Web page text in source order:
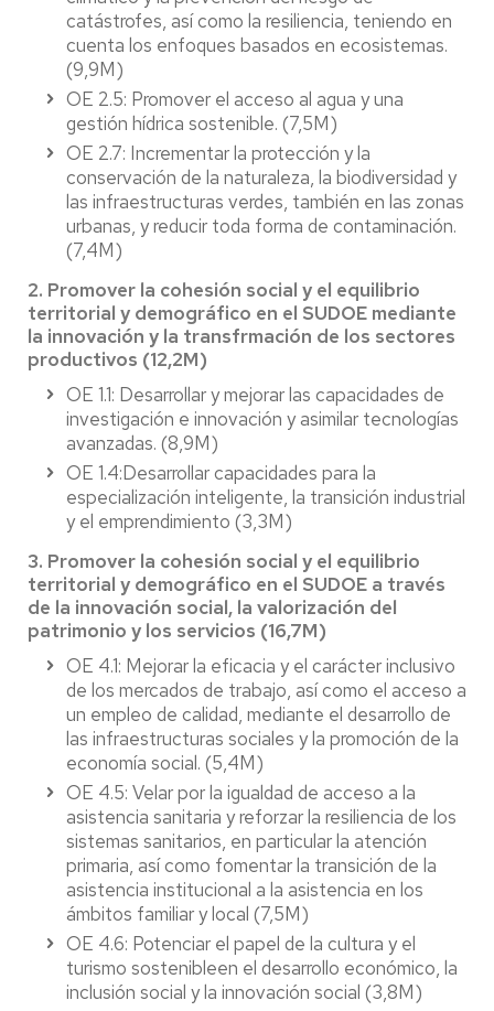
catástrofes, así como la resiliencia, teniendo en
cuenta los enfoques basados en ecosistemas.
(9,9M)
OE 2.5: Promover el acceso al agua y una
gestión hídrica sostenible. (7,5M)
OE 2.7: Incrementar la protección y la
conservación de la naturaleza, la biodiversidad y
las infraestructuras verdes, también en las zonas
urbanas, y reducir toda forma de contaminación.
(7,4M)
2. Promover la cohesión social y el equilibrio
territorial y demográfico en el SUDOE mediante
la innovación y la transfrmación de los sectores
productivos (12,2M)
OE 1.1: Desarrollar y mejorar las capacidades de
investigación e innovación y asimilar tecnologías
avanzadas. (8,9M)
OE 1.4:Desarrollar capacidades para la
especialización inteligente, la transición industrial
y el emprendimiento (3,3M)
3. Promover la cohesión social y el equilibrio
territorial y demográfico en el SUDOE a través
de la innovación social, la valorización del
patrimonio y los servicios (16,7M)
OE 4.1: Mejorar la eficacia y el carácter inclusivo
de los mercados de trabajo, así como el acceso a
un empleo de calidad, mediante el desarrollo de
las infraestructuras sociales y la promoción de la
economía social. (5,4M)
OE 4.5: Velar por la igualdad de acceso a la
asistencia sanitaria y reforzar la resiliencia de los
sistemas sanitarios, en particular la atención
primaria, así como fomentar la transición de la
asistencia institucional a la asistencia en los
ámbitos familiar y local (7,5M)
OE 4.6: Potenciar el papel de la cultura y el
turismo sostenibleen el desarrollo económico, la
inclusión social y la innovación social (3,8M)